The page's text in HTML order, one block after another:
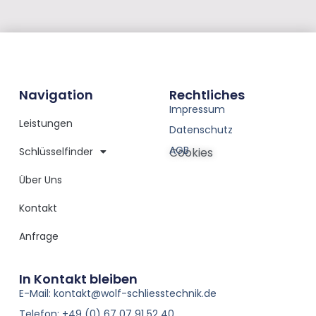
In Kontakt bleiben
E-Mail: kontakt@wolf-schliesstechnik.de
Navigation
Leistungen
Schlüsselfinder
Über Uns
Kontakt
Anfrage
Rechtliches
Impressum
Datenschutz
AGB
Cookies